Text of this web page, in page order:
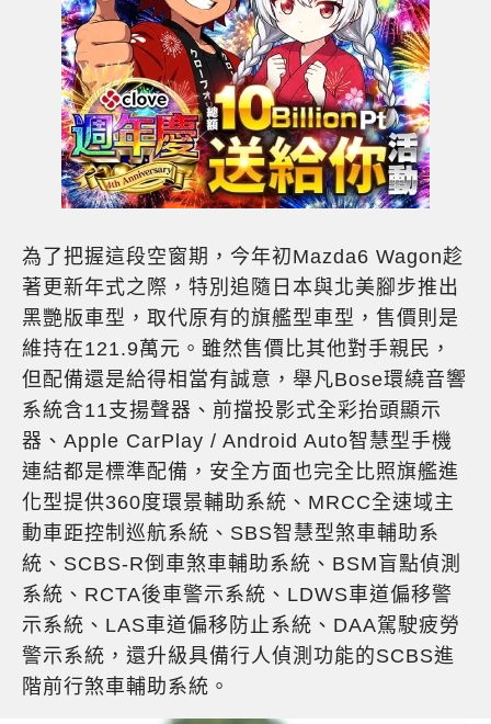
為了把握這段空窗期，今年初Mazda6 Wagon趁
著更新年式之際，特別追隨日本與北美腳步推出
黑艷版車型，取代原有的旗艦型車型，售價則是
維持在121.9萬元。雖然售價比其他對手親民，
但配備還是給得相當有誠意，舉凡Bose環繞音響
系統含11支揚聲器、前擋投影式全彩抬頭顯示
器、Apple CarPlay / Android Auto智慧型手機
連結都是標準配備，安全方面也完全比照旗艦進
化型提供360度環景輔助系統、MRCC全速域主
動車距控制巡航系統、SBS智慧型煞車輔助系
統、SCBS-R倒車煞車輔助系統、BSM盲點偵測
系統、RCTA後車警示系統、LDWS車道偏移警
示系統、LAS車道偏移防止系統、DAA駕駛疲勞
警示系統，還升級具備行人偵測功能的SCBS進
階前行煞車輔助系統。